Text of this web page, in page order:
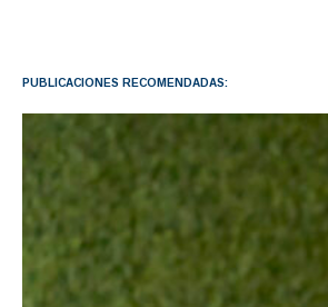
PUBLICACIONES RECOMENDADAS: